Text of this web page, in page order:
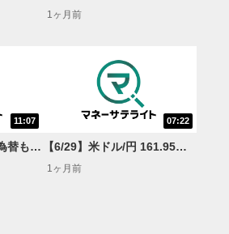
1ヶ月前
11:07
【7/6～7/10】株も！為替も！サクッと！来週のマーケット見通し＜Next View＞
07:22
【6/29】米ドル/円 161.95円突破で164円を目指す展開も!?<FX MARKET VIEW＞
1ヶ月前